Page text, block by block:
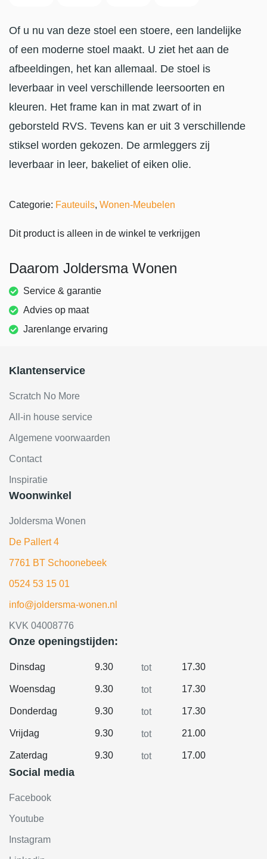
Of u nu van deze stoel een stoere, een landelijke
of een moderne stoel maakt. U ziet het aan de
afbeeldingen, het kan allemaal. De stoel is
leverbaar in veel verschillende leersoorten en
kleuren. Het frame kan in mat zwart of in
geborsteld RVS. Tevens kan er uit 3 verschillende
stiksel worden gekozen. De armleggers zij
leverbaar in leer, bakeliet of eiken olie.
Categorie: Fauteuils, Wonen-Meubelen
Dit product is alleen in de winkel te verkrijgen
Daarom Joldersma Wonen
Service & garantie
Advies op maat
Jarenlange ervaring
Klantenservice
Scratch No More
All-in house service
Algemene voorwaarden
Contact
Inspiratie
Woonwinkel
Joldersma Wonen
De Pallert 4
7761 BT Schoonebeek
0524 53 15 01
info@joldersma-wonen.nl
KVK 04008776
Onze openingstijden:
Dinsdag 9.30 tot 17.30
Woensdag 9.30 tot 17.30
Donderdag 9.30 tot 17.30
Vrijdag 9.30 tot 21.00
Zaterdag 9.30 tot 17.00
Social media
Facebook
Youtube
Instagram